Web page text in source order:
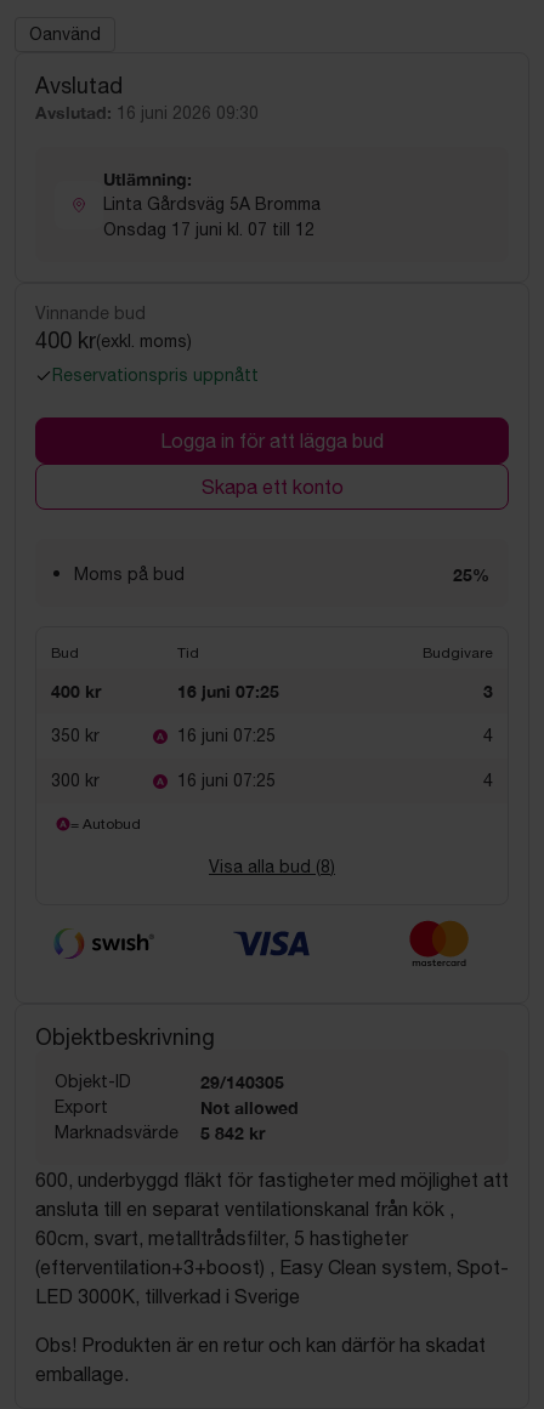
Oanvänd
Avslutad
Avslutad: 16 juni 2026 09:30
Utlämning:
Linta Gårdsväg 5A Bromma
Onsdag 17 juni kl. 07 till 12
Vinnande bud
400 kr(exkl. moms)
Reservationspris uppnått
Logga in för att lägga bud
Skapa ett konto
Moms på bud 25%
Bud Tid Budgivare
400 kr 16 juni 07:25 3
350 kr 16 juni 07:25 4
300 kr 16 juni 07:25 4
= Autobud
Visa alla bud (8)
Objektbeskrivning
Objekt-ID 29/140305
Export Not allowed
Marknadsvärde 5 842 kr
600, underbyggd fläkt för fastigheter med möjlighet att
ansluta till en separat ventilationskanal från kök ,
60cm, svart, metalltrådsfilter, 5 hastigheter
(efterventilation+3+boost) , Easy Clean system, Spot-
LED 3000K, tillverkad i Sverige
Obs! Produkten är en retur och kan därför ha skadat
emballage.